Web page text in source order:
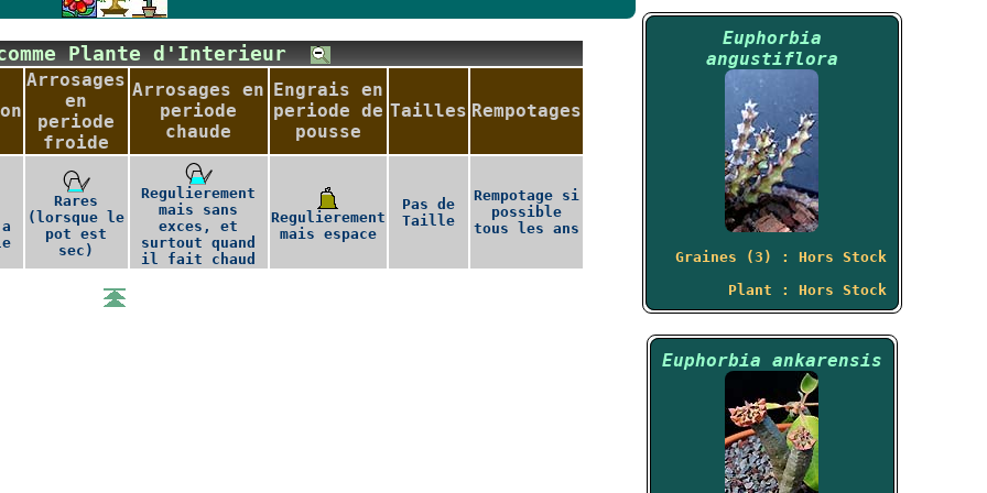
Plante d'Interieur
Arrosages
en
periode
froide
Arrosages en
periode
chaude
Engrais en
periode de
pousse
Tailles Rempotages
Rares
(lorsque le
pot est
sec)
Regulierement
mais sans
exces, et
surtout quand
il fait chaud
Regulierement
mais espace
Pas de
Taille
Rempotage si
possible
tous les ans
Euphorbia
angustiflora
Graines (3) : Hors Stock
Plant : Hors Stock
Euphorbia ankarensis